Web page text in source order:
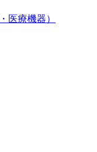
医療機器）